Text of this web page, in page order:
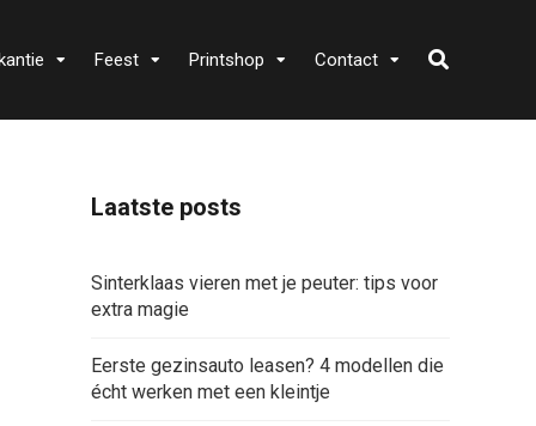
Feest Printshop Contact
Laatste posts
Sinterklaas vieren met je peuter: tips voor
extra magie
Eerste gezinsauto leasen? 4 modellen die
écht werken met een kleintje